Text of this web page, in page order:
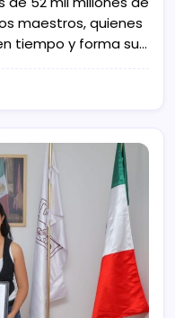
maestros, quienes
tiempo y forma su…